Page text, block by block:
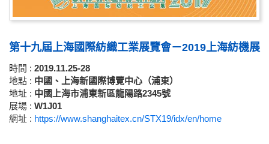
第十九屆上海國際紡織工業展覽會－2019上海紡機展
時間 : 2019.11.25-28
地點 : 中國、上海新國際博覽中心（浦東）
地址 : 中國上海市浦東新區龍陽路2345號
展場 : W1J01
網址 : https://www.shanghaitex.cn/STX19/idx/en/home